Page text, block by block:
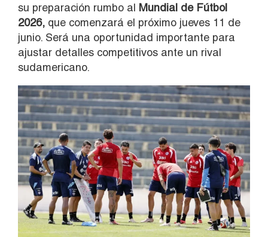
su preparación rumbo al Mundial de Fútbol
2026, que comenzará el próximo jueves 11 de
junio. Será una oportunidad importante para
ajustar detalles competitivos ante un rival
sudamericano.